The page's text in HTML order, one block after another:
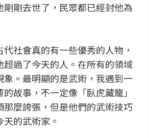
剛剛去世了，民眾都已經封他為
社會真的有一些優秀的人物，
超過了今天的人。在所有的領域
象。最明顯的是武術，我遇到一
故事，不一定像「臥虎藏龍」
那麼誇張，但是他們的武術技巧
的武術家。